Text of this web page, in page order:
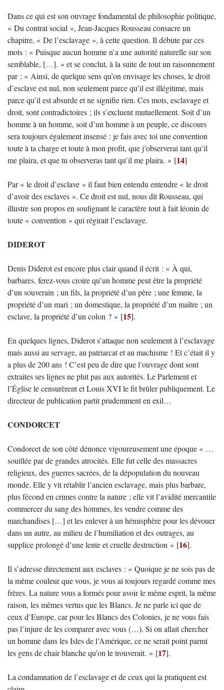
Dans ce qui est son ouvrage fondamental de philosophie politique,
« Du contrat social », Jean-Jacques Rousseau consacre un
chapitre, « De l’esclavage », à cette question. Il débute par ces
mots : « Puisque aucun homme n’a une autorité naturelle sur son
semblable, […]. » et se conclut, à la suite de tout un raisonnement
par : « Ainsi, de quelque sens qu’on envisage les choses, le droit
d’esclave est nul, non seulement parce qu’il est illégitime, mais
parce qu’il est absurde et ne signifie rien. Ces mots, esclavage et
droit, sont contradictoires ; ils s’excluent mutuellement. Soit d’un
homme à un homme, soit d’un homme à un peuple, ce discours
sera toujours également insensé : je fais avec toi une convention
toute à ta charge et toute à mon profit, que j’observerai tant qu’il
me plaira, et que tu observeras tant qu’il me plaira. » [14]
Par « le droit d’esclave » il faut bien entendu entendre « le droit
d’avoir des esclaves ». Ce droit est nul, nous dit Rousseau, qui
illustre son propos en soulignant le caractère tout à fait léonin de
toute « convention » qui régirait l’esclavage.
DIDEROT
Denis Diderot est encore plus clair quand il écrit : « À qui,
barbares, ferez-vous croire qu’un homme peut être la propriété
d’un souverain ; un fils, la propriété d’un père ; une femme, la
propriété d’un mari ; un domestique, la propriété d’un maître ; un
esclave, la propriété d’un colon ? » [15].
En quelques lignes, Diderot s’attaque non seulement à l’esclavage
mais aussi au servage, au patriarcat et au machisme ! Et c’était il y
a plus de 200 ans ! C’est peu de dire que l’ouvrage dont sont
extraites ses lignes ne plut pas aux autorités. Le Parlement et
l’Église le censurèrent et Louis XVI le fit brûler publiquement. Le
directeur de publication partit prudemment en exil…
CONDORCET
Condorcet de son côté dénonce vigoureusement une époque « …
souillée par de grandes atrocités. Elle fut celle des massacres
religieux, des guerres sacrées, de la dépopulation du nouveau
monde. Elle y vit rétablir l’ancien esclavage, mais plus barbare,
plus fécond en crimes contre la nature ; elle vit l’avidité mercantile
commercer du sang des hommes, les vendre comme des
marchandises […] et les enlever à un hémisphère pour les dévouer
dans un autre, au milieu de l’humiliation et des outrages, au
supplice prolongé d’une lente et cruelle destruction » [16].
Il s’adresse directement aux esclaves : « Quoique je ne sois pas de
la même couleur que vous, je vous ai toujours regardé comme mes
frères. La nature vous a formés pour avoir le même esprit, la même
raison, les mêmes vertus que les Blancs. Je ne parle ici que de
ceux d’Europe, car pour les Blancs des Colonies, je ne vous fais
pas l’injure de les comparer avec vous (…). Si on allait chercher
un homme dans les Isles de l’Amérique, ce ne serait point parmi
les gens de chair blanche qu’on le trouverait. » [17].
La condamnation de l’esclavage et de ceux qui la pratiquent est